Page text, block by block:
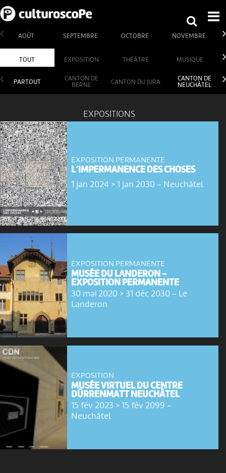
AOÛT SEPTEMBRE OCTOBRE NOVEMBRE
TOUT EXPOSITION THÉÂTRE MUSIQUE
PARTOUT
CANTON DE
BERNE
CANTON DU JURA
CANTON DE
NEUCHÂTEL
EXPOSITIONS
EXPOSITION PERMANENTE
L’IMPERMANENCE DES CHOSES
1 jan 2024 > 1 jan 2030- Neuchâtel
EXPOSITION PERMANENTE
MUSÉE DU LANDERON -
EXPOSITION PERMANENTE
30 mai 2020 > 31 déc 2030- Le
Landeron
EXPOSITION
MUSÉE VIRTUEL DU CENTRE
DÜRRENMATT NEUCHÂTEL
15 fév 2023 > 15 fév 2099 -
Neuchâtel